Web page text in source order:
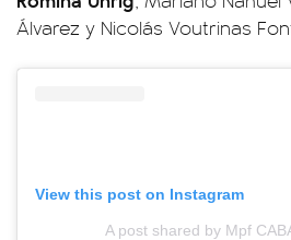
Álvarez y Nicolás Voutrinas
View this post on Instagram
A post shared by Mpf